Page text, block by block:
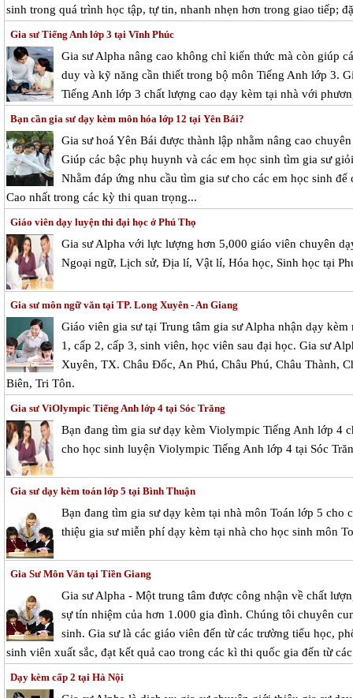
sinh trong quá trình học tập, tự tin, nhanh nhẹn hơn trong giao tiếp;
Gia sư Tiếng Anh lớp 3 tại Vĩnh Phúc
Gia sư Alpha nâng cao không chỉ kiến thức mà còn giúp
duy và kỹ năng cần thiết trong bộ môn Tiếng Anh lớp 3.
Tiếng Anh lớp 3 chất lượng cao dạy kèm tại nhà với
Bạn cần gia sư dạy kèm môn hóa lớp 12 tại Yên Bái?
Gia sư hoá Yên Bái được thành lập nhằm nâng cao
Giúp các bậc phụ huynh và các em học sinh tìm gia sư
Nhằm đáp ứng nhu cầu tìm gia sư cho các em học sinh
Cao nhất trong các kỳ thi quan trọng...
Giáo viên dạy luyện thi đại học ở Phú Thọ
Gia sư Alpha với lực lượng hơn 5,000 giáo viên chuyên
Ngoại ngữ, Lịch sử, Địa lí, Vật lí, Hóa học, Sinh học tại
Gia sư môn ngữ văn tại TP. Long Xuyên - An Giang
Giáo viên gia sư tại Trung tâm gia sư Alpha nhận dạy
1, cấp 2, cấp 3, sinh viên, học viên sau đại học. Gia sư
Xuyên, TX. Châu Đốc, An Phú, Châu Phú, Châu Thành,
Biên, Tri Tôn.
Gia sư ViOlympic Tiếng Anh lớp 4 tại Sóc Trăng
Bạn đang tìm gia sư dạy kèm Violympic Tiếng Anh lớp 4
cho học sinh luyện Violympic Tiếng Anh lớp 4 tại Sóc
Gia sư dạy kèm toán lớp 5 tại Bình Thuận
Bạn đang tìm gia sư dạy kèm tại nhà môn Toán lớp 5 cho
thiệu gia sư miễn phí dạy kèm tại nhà cho học sinh môn
Gia Sư Môn Văn tại Tiền Giang
Gia sư Alpha - Một trung tâm được công nhận về chất
sự tín nhiệm của hơn 1.000 gia đình. Chúng tôi chuyên
sinh. Gia sư là các giáo viên đến từ các trường tiểu học,
sinh viên xuất sắc, đạt kết quả cao trong các kì thi quốc gia đến từ
Dạy kèm cấp 2 tại Hà Nội